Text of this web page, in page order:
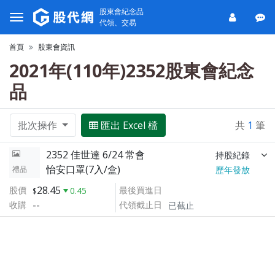
股東會紀念品
代領、交易
首頁 股東會資訊
2021年(110年)2352股東會紀念
品
批次操作 匯出 Excel 檔 共 1 筆
禮品
2352 佳世達 6/24 常會 持股紀錄
怡安口罩(7入/盒)
歷年發放
股價
28.45
0.45
收購 --
最後買進日
代領截止日
已截止